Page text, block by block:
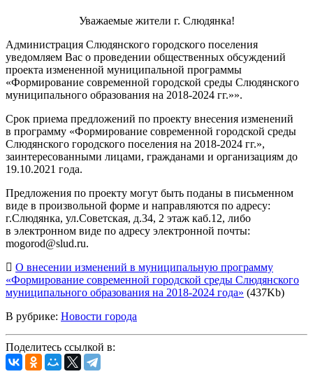
Уважаемые жители г. Слюдянка!
Администрация Слюдянского городского поселения
уведомляем Вас о проведении общественных обсуждений
проекта измененной муниципальной программы
«Формирование современной городской среды Слюдянского
муниципального образования на 2018-2024 гг.»».
Срок приема предложений по проекту внесения изменений
в программу «Формирование современной городской среды
Слюдянского городского поселения на 2018-2024 гг.»,
заинтересованными лицами, гражданами и организациям до
19.10.2021 года.
Предложения по проекту могут быть поданы в письменном
виде в произвольной форме и направляются по адресу:
г.Слюдянка, ул.Советская, д.34, 2 этаж каб.12, либо
в электронном виде по адресу электронной почты:
mogorod@slud.ru.
О внесении изменений в муниципальную программу
«Формирование современной городской среды Слюдянского
муниципального образования на 2018-2024 года» (437Kb)
В рубрике: Новости города
Поделитесь ссылкой в: